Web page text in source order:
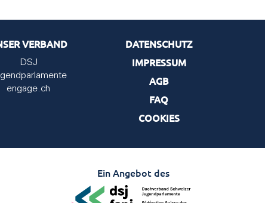
VERBAND
DSJ
engage.ch
DATENSCHUTZ
IMPRESSUM
AGB
FAQ
COOKIES
Ein Angebot des